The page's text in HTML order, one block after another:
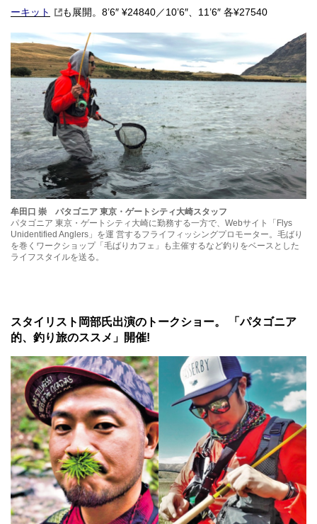
ーキット
も展開。8’6″ ¥24840／10’6″、11’6″ 各¥27540
牟田口 崇 パタゴニア 東京・ゲートシティ大崎スタッフ
パタゴニア 東京・ゲートシティ大崎に勤務する一方で、Webサイト「Flys
Unidentified Anglers」を運 営するフライフィッシングプロモーター。毛ばり
を巻くワークショップ「毛ばりカフェ」も主催するなど釣りをベースとした
ライフスタイルを送る。
スタイリスト岡部氏出演のトークショー。 「パタゴニア
的、釣り旅のススメ」開催!